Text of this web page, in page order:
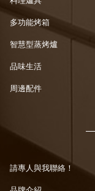
多功能烤箱
智慧型蒸烤爐
品味生活
周邊配件
請專人與我聯絡！